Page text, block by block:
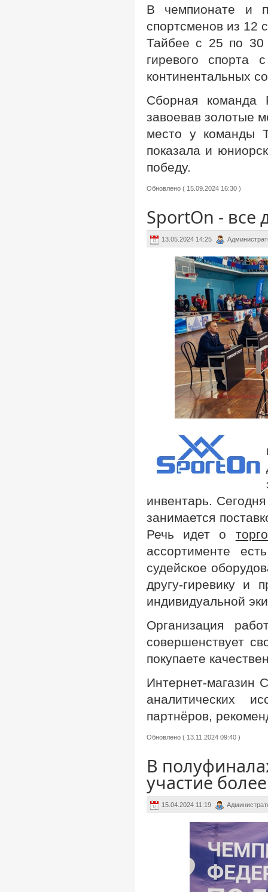
В чемпионате и
спортсменов из 12
Тайбее с 25 по 30
гиревого спорта
континентальных
Сборная команда
завоевав золотые
место у команды
показала и
победу.
Обновлено ( 15.09.2024 16:30 )
SportOn - все
13.05.2024 14:25
инвентарь.
занимается
Речь идет о
ассортименте
судейское
другу-гиревику и
индивидуальной
Организация
совершенствует
покупаете
Интернет-магазин
аналитических
партнёров,
Обновлено ( 13.11.2024 09:40 )
В
участие
15.04.2024 11:19